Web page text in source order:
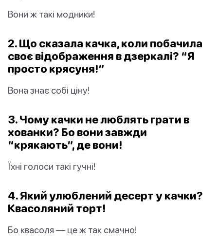
Вони ж такі модники!
2. Що сказала качка, коли побачила
своє відображення в дзеркалі? “Я
просто крясуня!”
Вона знає собі ціну!
3. Чому качки не люблять грати в
хованки? Бо вони завжди
“крякають”, де вони!
Їхні голоси такі гучні!
4. Який улюблений десерт у качки?
Квасоляний торт!
Бо квасоля — це ж так смачно!